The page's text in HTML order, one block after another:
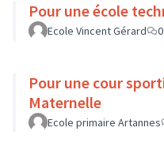
Pour une école
Ecole Vincent Gérard 0
Pour une cour
Maternelle
Ecole primaire Artannes